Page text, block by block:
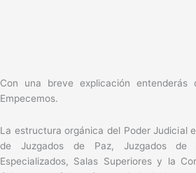
Con una breve explicación entenderás
Empecemos.
La estructura orgánica del Poder Judicial
de Juzgados de Paz, Juzgados de
Especializados, Salas Superiores y la